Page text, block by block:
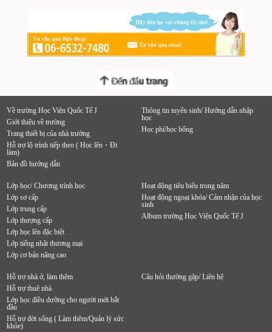
Về trường Học Viện Quốc Tế J
Giới thiệu về trường
Trang thiết bị của nhà trường
Hỗ trợ lộ trình tiếp theo ( Học lên・Đi
làm)
Bản đồ hướng dẫn
Thông tin tuyển sinh/ Hướng dẫn nhập
học
Học phí/học bổng
Lớp học/ Chương trình học
Lớp sơ cấp
Lớp trung cấp
Lớp thượng cấp
Lớp học lên đặc biệt
Lớp tiếng nhật thương mại
Lớp cơ bản nâng cao
Hoạt động tiêu biểu trong năm
Hoạt động ngoại khóa/ Cảm nhận của học
sinh
Album trường Học Viện Quốc Tế J
Hỗ trợ nhà ở, làm thêm
Hỗ trợ thuê nhà
Lớp học điều dưỡng cho người mới bắt
đầu
Hỗ trợ đời sống ( Làm thêm/Quản lý sức
khỏe)
Câu hỏi thường gặp/ Liên hệ